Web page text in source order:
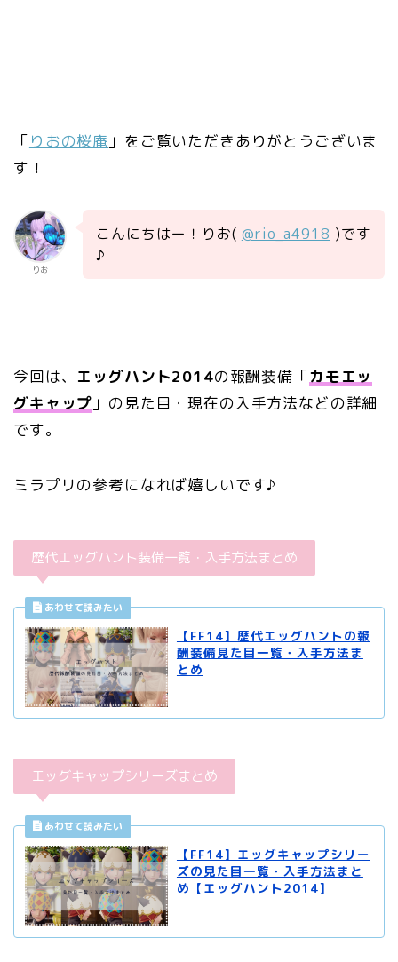
「 りおの桜庵 」をご覧いただきありがとうございま
す！
りお
こんにちはー！りお( @rio_a4918 )です
♪
今回は、 エッグハント2014の報酬装備「カモエッ
グキャップ 」の見た目・現在の入手方法などの詳細
です。
ミラプリの参考になれば嬉しいです♪
歴代エッグハント装備一覧・入手方法まとめ
【FF14】歴代エッグハントの報
酬装備見た目一覧・入手方法ま
とめ
エッグキャップシリーズまとめ
【FF14】エッグキャップシリー
ズの見た目一覧・入手方法まと
め【エッグハント2014】